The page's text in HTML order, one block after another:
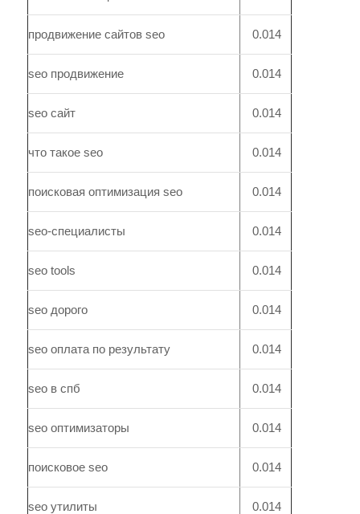
продвижение сайтов seo 0.014
seo продвижение 0.014
seo сайт 0.014
что такое seo 0.014
поисковая оптимизация seo 0.014
seo-специалисты 0.014
seo tools 0.014
seo дорого 0.014
seo оплата по результату 0.014
seo в спб 0.014
seo оптимизаторы 0.014
поисковое seo 0.014
seo утилиты 0.014